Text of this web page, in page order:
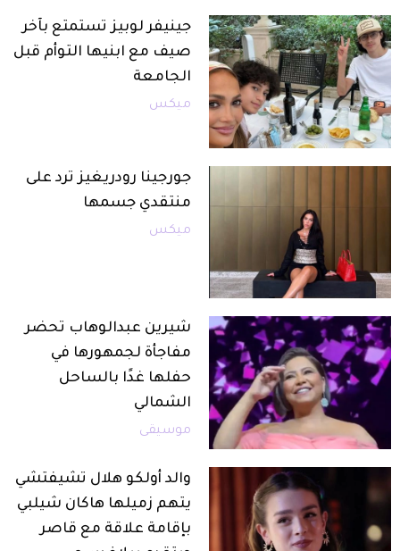
جينيفر لوبيز تستمتع بآخر
صيف مع ابنيها التوأم قبل
الجامعة
ميكس
جورجينا رودريغيز ترد على
منتقدي جسمها
ميكس
شيرين عبدالوهاب تحضر
مفاجأة لجمهورها في
حفلها غدًا بالساحل
الشمالي
موسيقى
والد أولكو هلال تشيفتشي
يتهم زميلها هاكان شيلبي
بإقامة علاقة مع قاصر